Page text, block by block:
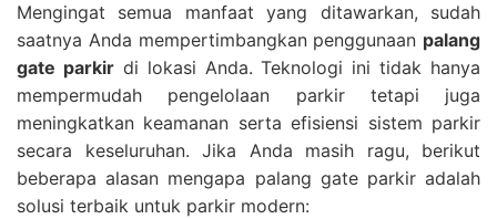
Mengingat semua manfaat yang ditawarkan, sudah
saatnya Anda mempertimbangkan penggunaan palang
gate parkirdi lokasi Anda. Teknologi ini tidak hanya
mempermudah pengelolaan parkir tetapi juga
meningkatkan keamanan serta efisiensi sistem parkir
secara keseluruhan. Jika Anda masih ragu, berikut
beberapa alasan mengapa palang gate parkir adalah
solusi terbaik untuk parkir modern: